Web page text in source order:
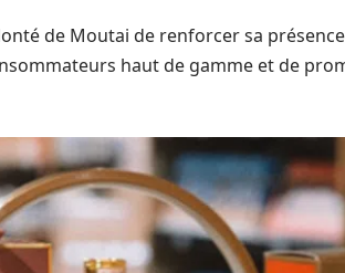
de Moutai de renforcer sa
haut de gamme et de